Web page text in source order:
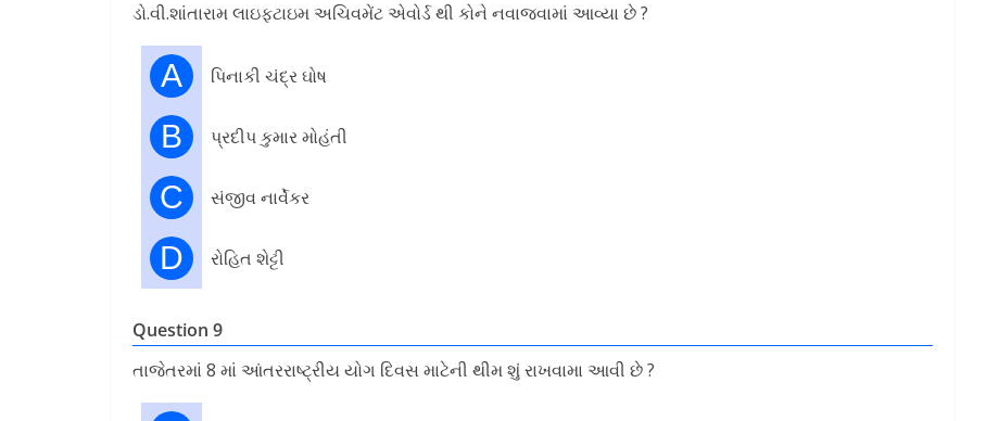
ડો.વી.શાંતારામ લાઇફટાઇમ અચિવમેંટ એવોર્ડ થી કોને નવાજવામાં આવ્યા છે ?
A પિનાકી ચંદ્ર ઘોષ
B પ્રદીપ કુમાર મોહંતી
C સંજીવ નાર્વેકર
D રોહિત શેટ્ટી
Question 9
તાજેતરમાં 8 માં આંતરરાષ્ટ્રીય યોગ દિવસ માટેની થીમ શું રાખવામા આવી છે ?